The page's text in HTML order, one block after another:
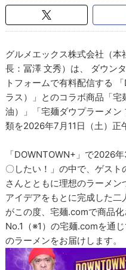
グルメエックス株式会社（
長：冨澤 文秀）は、 ダウン
トフォームで有料配信する
ラス）」とのコラボ商品「
油）」「宅麺ダウプラーメ
類を2026年7月11日（土）正
「DOWNTOWN+」で2026
〇したい！」の中で、ゲス
さんとともに理想のラーメ
アイデアをもとに完成した
がこの度、宅麺.comで商品
No.1（※1）の宅麺.comを通
のラーメンをお届けします。